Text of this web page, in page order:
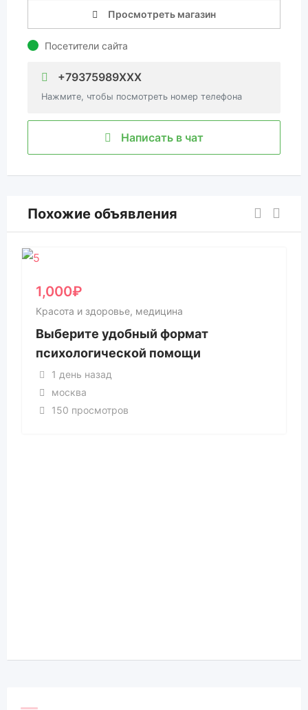
Просмотреть магазин
Посетители сайта
+79375989XXX
Нажмите, чтобы посмотреть номер телефона
Написать в чат
Похожие объявления
1,000₽
Красота и здоровье, медицина
Выберите удобный формат
психологической помощи
1 день назад
москва
150 просмотров